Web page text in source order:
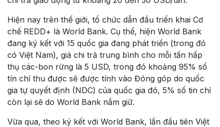
Hiện nay trên thế giới, tổ chức dẫn đầu triển khai Cơ
chế REDD+ là World Bank. Cụ thể, hiện World Bank
đang ký kết với 15 quốc gia đang phát triển (trong đó
có Việt Nam), giá chi trả trung bình cho mỗi tấn hấp
thụ các-bon rừng là 5 USD, trong đó khoảng 95% số
tín chỉ thu được sẽ được tính vào Đóng góp do quốc
gia tự quyết định (NDC) của quốc gia đó, 5% số tin chỉ
còn lại sẽ do World Bank nắm giữ.
Vừa qua, theo ký kết với World Bank, lần đầu tiên Việt